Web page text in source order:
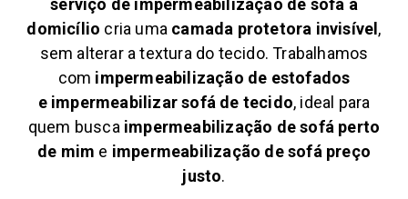
domicílio cria uma camada protetora invisível,
sem alterar a textura do tecido. Trabalhamos
com impermeabilização de estofados
e impermeabilizar sofá de tecido, ideal para
quem busca impermeabilização de sofá perto
de mim e impermeabilização de sofá preço
justo.